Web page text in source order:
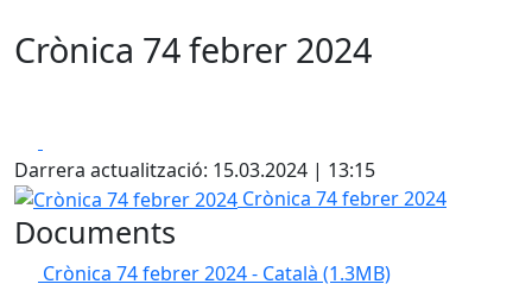
Crònica 74 febrer 2024
Darrera actualització: 15.03.2024 | 13:15
Crònica 74 febrer 2024
Crònica 74 febrer 2024
Documents
Crònica 74 febrer 2024 - Català (1.3MB)